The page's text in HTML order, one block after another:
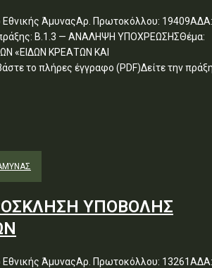
Εθνικής ΆμυναςΑρ. Πρωτοκόλλου: 19409ΑΔΑ:
Β.1.3 — ΑΝΑΛΗΨΗ ΥΠΟΧΡΕΩΣΗΣΘέμα:
«ΕΙΔΩΝ ΚΡΕΑΤΩΝ ΚΑΙ
το πλήρες έγγραφο (PDF)Δείτε την
ΥΠΟΒΟΛΗΣ
Εθνικής ΆμυναςΑρ. Πρωτοκόλλου: 13261ΑΔΑ: